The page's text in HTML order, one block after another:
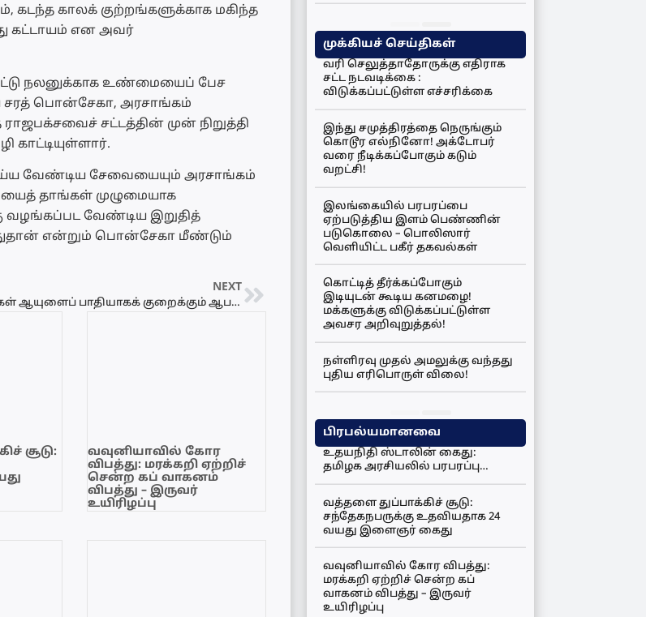
காலக் குற்றங்களுக்காக மகிந்த
கட்டாயம் என அவர்
நலனுக்காக உண்மையைப் பேச
பொன்சேகா, அரசாங்கம்
சட்டத்தின் முன் நிறுத்தி
காட்டியுள்ளார்.
வேண்டிய சேவையையும் அரசாங்கம்
தாங்கள் முழுமையாக
வழங்கப்பட வேண்டிய இறுதித்
என்றும் பொன்சேகா மீண்டும்
NEXT
உங்கள் ஆயுளைப் பாதியாகக் குறைக்கும் ஆபத்தான உணவுகள்; இன்றே தவிக்காவிட்டால் பேராபத்து!
சூடு:
வவுனியாவில் கோர
விபத்து: மரக்கறி ஏற்றிச்
சென்ற கப் வாகனம்
விபத்து – இருவர்
உயிரிழப்பு
முக்கியச் செய்திகள்
வரி செலுத்தாதோருக்கு எதிராக
சட்ட நடவடிக்கை :
விடுக்கப்பட்டுள்ள எச்சரிக்கை
இந்து சமுத்திரத்தை நெருங்கும்
கொடூர எல்நினோ! அக்டோபர்
வரை நீடிக்கப்போகும் கடும்
வறட்சி!
இலங்கையில் பரபரப்பை
ஏற்படுத்திய இளம் பெண்ணின்
படுகொலை – பொலிஸார்
வெளியிட்ட பகீர் தகவல்கள்
கொட்டித் தீர்க்கப்போகும்
இடியுடன் கூடிய கனமழை!
மக்களுக்கு விடுக்கப்பட்டுள்ள
அவசர அறிவுறுத்தல்!
நள்ளிரவு முதல் அமலுக்கு வந்தது
புதிய எரிபொருள் விலை!
பிரபல்யமானவை
உதயநிதி ஸ்டாலின் கைது:
தமிழக அரசியலில் பரபரப்பு…
வத்தளை துப்பாக்கிச் சூடு:
சந்தேகநபருக்கு உதவியதாக 24
வயது இளைஞர் கைது
வவுனியாவில் கோர விபத்து:
மரக்கறி ஏற்றிச் சென்ற கப்
வாகனம் விபத்து – இருவர்
உயிரிழப்பு